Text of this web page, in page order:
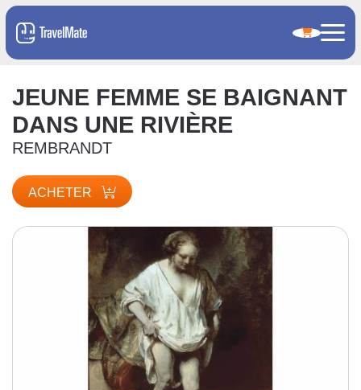
JEUNE FEMME SE BAIGNANT
DANS UNE RIVIÈRE
REMBRANDT
ACHETER